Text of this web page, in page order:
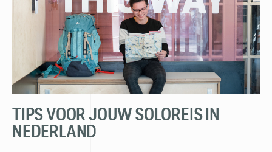
TIPS VOOR JOUW SOLOREIS IN
NEDERLAND